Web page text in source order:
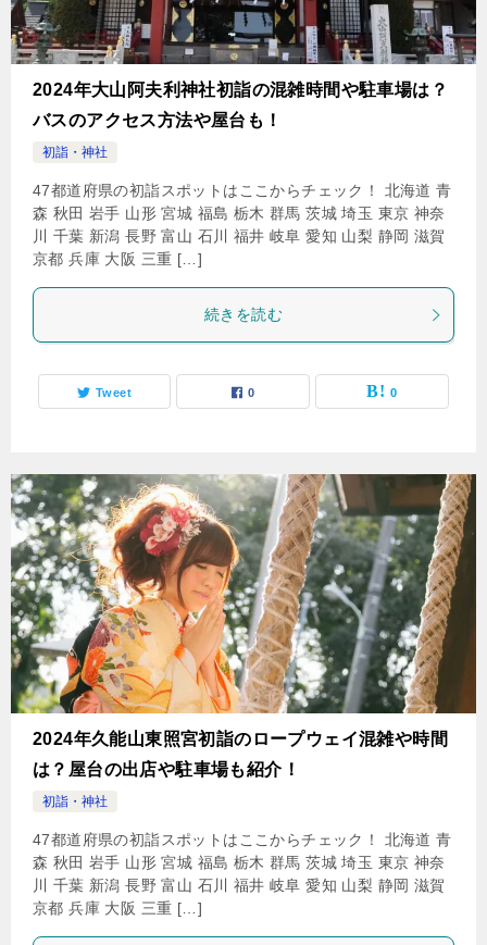
2024年大山阿夫利神社初詣の混雑時間や駐車場は？
バスのアクセス方法や屋台も！
初詣・神社
47都道府県の初詣スポットはここからチェック！ 北海道 青
森 秋田 岩手 山形 宮城 福島 栃木 群馬 茨城 埼玉 東京 神奈
川 千葉 新潟 長野 富山 石川 福井 岐阜 愛知 山梨 静岡 滋賀
京都 兵庫 大阪 三重 […]
続きを読む
Tweet 0 0
2024年久能山東照宮初詣のロープウェイ混雑や時間
は？屋台の出店や駐車場も紹介！
初詣・神社
47都道府県の初詣スポットはここからチェック！ 北海道 青
森 秋田 岩手 山形 宮城 福島 栃木 群馬 茨城 埼玉 東京 神奈
川 千葉 新潟 長野 富山 石川 福井 岐阜 愛知 山梨 静岡 滋賀
京都 兵庫 大阪 三重 […]